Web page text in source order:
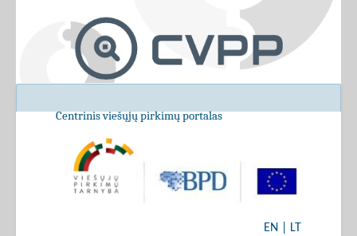
Centrinis viešųjų pirkimų portalas
EN LT